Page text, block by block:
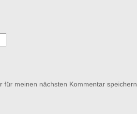
meinen nächsten Kommentar speichern.